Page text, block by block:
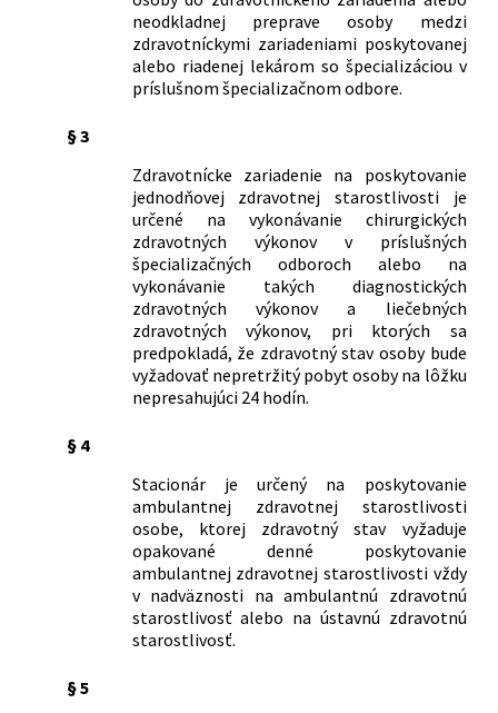
neodkladnej preprave osoby medzi
zdravotníckymi zariadeniami poskytovanej
alebo riadenej lekárom so špecializáciou v
príslušnom špecializačnom odbore.
§ 3
Zdravotnícke zariadenie na poskytovanie
jednodňovej zdravotnej starostlivosti je
určené na vykonávanie chirurgických
zdravotných výkonov v príslušných
špecializačných odboroch alebo na
vykonávanie takých diagnostických
zdravotných výkonov a liečebných
zdravotných výkonov, pri ktorých sa
predpokladá, že zdravotný stav osoby bude
vyžadovať nepretržitý pobyt osoby na lôžku
nepresahujúci 24 hodín.
§ 4
Stacionár je určený na poskytovanie
ambulantnej zdravotnej starostlivosti
osobe, ktorej zdravotný stav vyžaduje
opakované denné poskytovanie
ambulantnej zdravotnej starostlivosti vždy
v nadväznosti na ambulantnú zdravotnú
starostlivosť alebo na ústavnú zdravotnú
starostlivosť.
§ 5